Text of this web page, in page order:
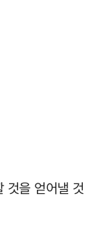
것을 얻어낼 것